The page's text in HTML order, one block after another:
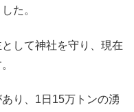
た。
して神社を守り、現在
り、1日15万トンの湧